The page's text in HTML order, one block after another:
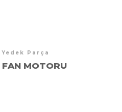
Parça
MOTORU